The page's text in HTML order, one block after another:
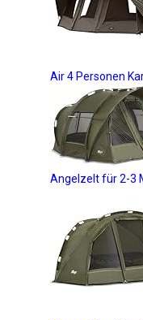
Air 4 Personen
Angelzelt für 2-3